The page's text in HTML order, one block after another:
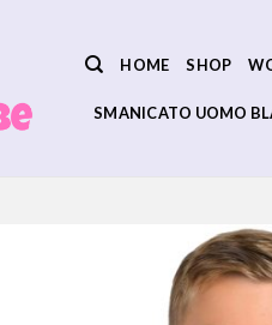
HOME SHOP
SMANICATO UOMO